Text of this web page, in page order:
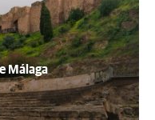
Málaga